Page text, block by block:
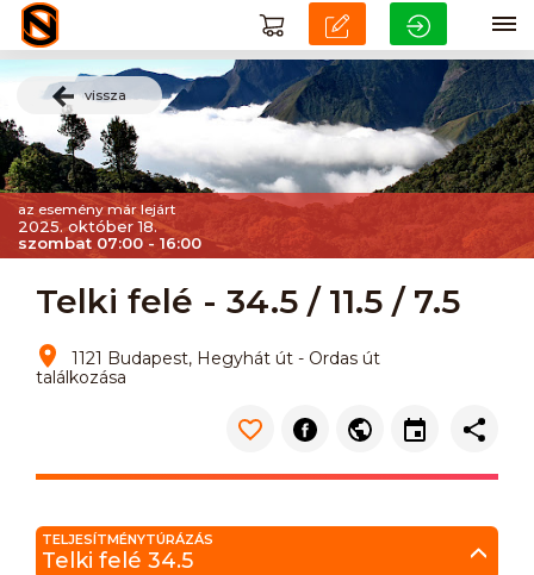
vissza
az esemény már lejárt
2025. október 18.
szombat 07:00 - 16:00
Telki felé - 34.5 / 11.5 / 7.5
1121 Budapest, Hegyhát út - Ordas út
találkozása
TELJESÍTMÉNYTÚRÁZÁS
Telki felé 34.5